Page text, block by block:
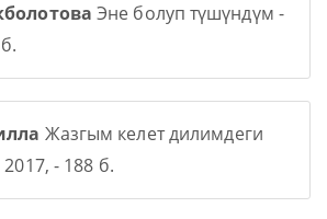
Эне болуп түшүндүм -
Жазгым келет дилимдеги
- 188 б.